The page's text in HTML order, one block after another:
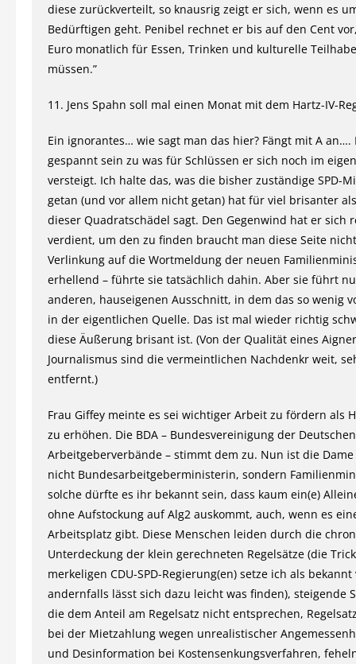
diese zurückverteilt, so knausrig zeigt er sich, wenn es
Bedürftigen geht. Penibel rechnet er bis auf den Cent
Euro monatlich für Essen, Trinken und kulturelle
müssen.”
11. Jens Spahn soll mal einen Monat mit dem Hartz-IV-
Ein ignorantes… wie sagt man das hier? Fängt mit A an….
gespannt sein zu was für Schlüssen er sich noch im
versteigt. Ich halte das, was die bisher zuständige SPD-
getan (und vor allem nicht getan) hat für viel brisanter
dieser Quadratschädel sagt. Den Gegenwind hat er sich
verdient, um den zu finden braucht man diese Seite
Verlinkung auf die Wortmeldung der neuen
erhellend – führte sie tatsächlich dahin. Aber sie führt
anderen, hauseigenen Ausschnitt, in dem das so wenig
in der eigentlichen Quelle. Das ist mal wieder richtig
diese Äußerung brisant ist. (Von der Qualität eines
Journalismus sind die vermeintlichen Nachdenkr weit,
entfernt.)
Frau Giffey meinte es sei wichtiger Arbeit zu fördern als
zu erhöhen. Die BDA – Bundesvereinigung der Deutschen
Arbeitgeberverbände – stimmt dem zu. Nun ist die
nicht Bundesarbeitgeberministerin, sondern
solche dürfte es ihr bekannt sein, dass kaum ein(e)
ohne Aufstockung auf Alg2 auskommt, auch, wenn es
Arbeitsplatz gibt. Diese Menschen leiden durch die
Unterdeckung der klein gerechneten Regelsätze (die
merkeligen CDU-SPD-Regierung(en) setze ich als bekannt
andernfalls lässt sich dazu leicht was finden), steigende
die dem Anteil am Regelsatz nicht entsprechen,
bei der Mietzahlung wegen unrealistischer
und Desinformation bei Kostensenkungsverfahren,